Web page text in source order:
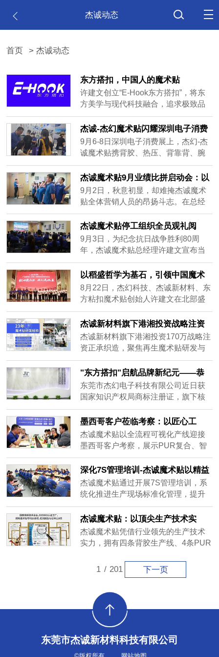
杰诚动态
首页 > 杰诚动态
东方搭扣，中国人的魔术贴
许建文创立“E-Hook东方搭扣”，将东
方美学与现代科技融合，追求极致品
质，构建开放技术生态，推动中国标
准国际化。东方搭扣已成为中国智造
符号，许建文证明工业制造注入文化
灵魂，中国品牌能突破边界。
杰诚-杰幻魔术贴闪耀深圳电子消费
展，创新产品引爆全场
9月6-8日深圳电子消费展上，杰幻-杰
诚魔术贴携背胶、热压、背靠背、腕
带等多款核心魔术贴展品及创新研发
的无痕魔力扣亮相。无痕魔力扣凭借
无痕粘贴、轻松拆卸等优势成焦点，
展位现场人气火爆，客户络绎不绝。
客户资源，公司负责人称将坚持创
新，提升产品与服务，为行业发展添
活力。
杰诚魔术贴9月业绩比拼启动会：以
誓言为刃，向梦想进发
9月2日，秋意初显，却难掩杰诚魔术
贴全体营销人员的昂扬斗志。在总经
理许建文的带领下，一场以“9月，为梦
想而战”为主题的业绩比拼启动会正式
拉开帷幕。这不仅是一场业绩的较
量，更是一次团队精神的凝聚，一次
理许建文发表了热情洋溢的动员讲
话。他强调，9月是充满挑战与机遇的
一个......
杰诚魔术贴停工组织全员观礼阅
兵：以实业初心致敬民族精神，以
创新使命引领行业未来
9月3日，为纪念抗日战争胜利80周
年，杰诚魔术贴总经理许建文宣布当
日上午停工停产，组织全体100余名员
工集体观看纪念阅兵仪式直播。在铭
记历史中汲取力量，在创新突破中定
义未来。
以稻盛哲学为基石，引领中国魔术
贴行业迈向全球
8月22日，杰幻科技、杰诚新材料、东
方粘扣魔术贴创始人许建文在北部盛
和塾发表主题演讲，分享企业通过深
度践行稻盛和夫哲学体系（《京瓷哲
学》《六项精进》等），实现员工幸
福与企业高质量发展的创新路径。演
良品率提升至98.7%，客户投诉率下降
67%，许建文提出“三步走”战略，目标
2028年实现全球市占率15%，彰显中
国制造从“跟随者”向“定义者”跨越的决
心。此次演讲为传统制造业转型升级
提供哲学驱动范本，引发行业对“心性
提升与技术创新融合”的深度思考。
杰诚新材料旗下港湘投资战略注资
正承织造 170万布局再生魔术贴赛
道-开启多行业定制化解决方案新篇
杰诚新材料旗下港湘投资170万战略注
资正承织造，聚焦再生魔术贴研发与
高端加工，获GRS认证推动绿色制
造。产品覆盖康复医疗、智能穿戴、
汽车装饰等五大行业，提供抗菌、高
强度、模块化定制方案，助力传统制
"东方搭扣"启航品牌新纪元——恭
喜杰幻电子以双商标战略领跑全球
魔术贴行业
东莞市杰幻电子科技有限公司近日获
国家知识产权局商标注册证，旗下核
心品牌“东方搭扣”（英文：EHOOK）
成功注册国际分类35（广告销售、商
业管理）与40（材料加工、定制服
务），构建全维度品牌护城河。品牌
与现代科技感，广泛应用于服装、汽
车、航空航天等领域，获华为、特斯
拉等国际客户青睐。公司坚持创新驱
动，年投入15%营收研发，获超50项
专利并主导行业标准，通过“硬件+软
件”生态升级转型行业解决方案提供
商。目前产品出口32国，市场份额亚
洲第一，提出“2030全球魔术贴创新领
化迈进。
墨西哥客户莅临考察：以匠心工
艺，共绘全球合作新篇章
杰诚魔术贴以全流程可视化产线迎接
墨西哥客户考察，展示PUR复合、智
能腕带等8大核心工艺，披露服务38国
客户数据及CNAS实验室实力。客户现
场达成定制开发意向，见证中国魔术
贴科技赋能实力。
深化7S管理培训-杰诚魔术贴以精益
管理赋能生产效能跃升
杰诚魔术贴通过开展7S管理培训，系
统化推进生产现场标准化管理，提升
员工职业素养与团队协作能力。培训
涵盖整理、整顿、清扫等七大模块，
实现车间空间利用率提升18%、生产
换线时间缩短25%的成效。同时，通
工参与改善的积极性，推动生产效率
提升15%、产品合格率达99.2%。杰诚
在品质管控、交付效率、成本优化等
方面实现质效双升，持续践行“让魔术
贴定制更简单”的企业使命，为客户创
造长期价值。
杰诚魔术贴：以顶尖生产技术实
力，铸就23年定制品质传奇
杰诚魔术贴凭借行业领先的生产技术
实力，拥有四条背胶生产线、4条PUR
设备，支持背胶复合、热压复合、
PUR复合、激光切割、异形模切等多
10余名7年以上工程师团队，以顶尖技
术保障魔术贴卓越品质，满足您的个
性化需求。
1 / 201 下一页
东莞市杰诚新材料科技有限公司